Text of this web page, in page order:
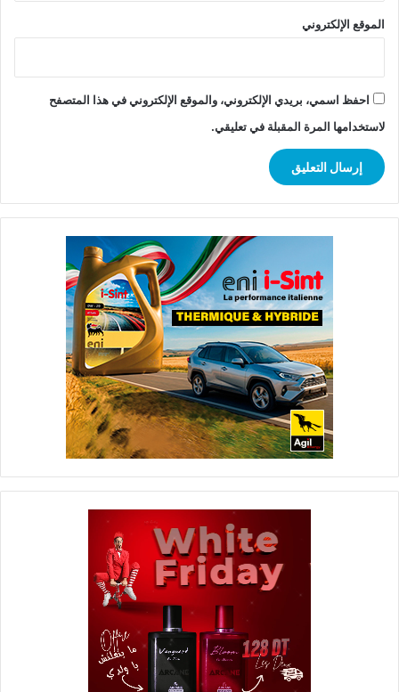
الموقع الإلكتروني
احفظ اسمي، بريدي الإلكتروني، والموقع الإلكتروني في هذا المتصفح
لاستخدامها المرة المقبلة في تعليقي.